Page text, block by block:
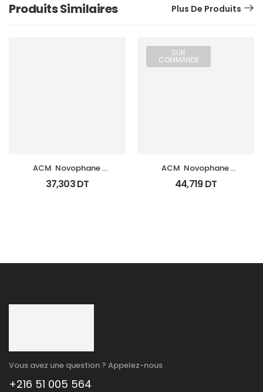
Produits Similaires Plus De Produits
ACM  Novophane
Shampooing K Fl 125Ml
37,303DT
SUR
COMMANDE
ACM  Novophane
Shampooing Ds Fl 125Ml
44,719DT
Vous avez une question ? Appelez-nous
+216 51 005 564